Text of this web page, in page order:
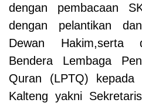
dengan pembacaan
dengan pelantikan
Dewan Hakim,serta
Bendera Lembaga
Quran (LPTQ)
Kalteng yakni